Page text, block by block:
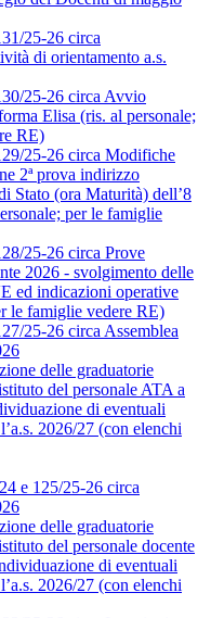
25-26 circa
di orientamento a.s.
25-26 circa Avvio
Elisa (ris. al personale;
RE)
25-26 circa Modifiche
2ª prova indirizzo
Stato (ora Maturità) dell’8
per le famiglie
25-26 circa Prove
2026 - svolgimento delle
ed indicazioni operative
le famiglie vedere RE)
25-26 circa Assemblea
delle graduatorie
del personale ATA a
di eventuali
2026/27 (con elenchi
e 125/25-26 circa
delle graduatorie
del personale docente
di eventuali
2026/27 (con elenchi